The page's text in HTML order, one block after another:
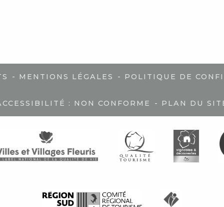
- MENTIONS LÉGALES - POLITIQUE DE
: NON CONFORME - PLAN DU